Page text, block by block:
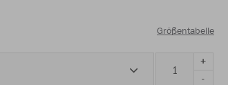
Größentabelle
+
-